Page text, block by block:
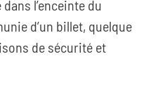
l’enceinte du
d’un billet, quelque
de sécurité et